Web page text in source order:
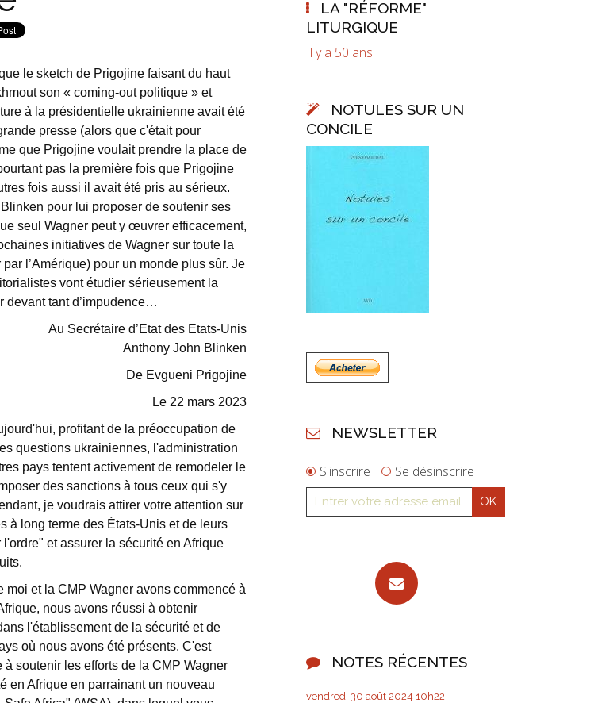
le sketch de Prigojine faisant du haut
son « coming-out politique » et
à la présidentielle ukrainienne avait été
presse (alors que c'était pour
que Prigojine voulait prendre la place de
pas la première fois que Prigojine
fois aussi il avait été pris au sérieux.
pour lui proposer de soutenir ses
seul Wagner peut y œuvrer efficacement,
initiatives de Wagner sur toute la
l’Amérique) pour un monde plus sûr. Je
vont étudier sérieusement la
devant tant d’impudence…
Au Secrétaire d’Etat des Etats-Unis
Anthony John Blinken
De Evgueni Prigojine
Le 22 mars 2023
profitant de la préoccupation de
questions ukrainiennes, l'administration
pays tentent activement de remodeler le
des sanctions à tous ceux qui s'y
je voudrais attirer votre attention sur
à long terme des États-Unis et de leurs
et assurer la sécurité en Afrique
moi et la CMP Wagner avons commencé à
nous avons réussi à obtenir
l'établissement de la sécurité et de
où nous avons été présents. C'est
soutenir les efforts de la CMP Wagner
en Afrique en parrainant un nouveau
LA "RÉFORME"
LITURGIQUE
Il y a 50 ans
NOTULES SUR UN
CONCILE
NEWSLETTER
S'inscrire Se désinscrire
NOTES RÉCENTES
vendredi 30 août 2024 10h22